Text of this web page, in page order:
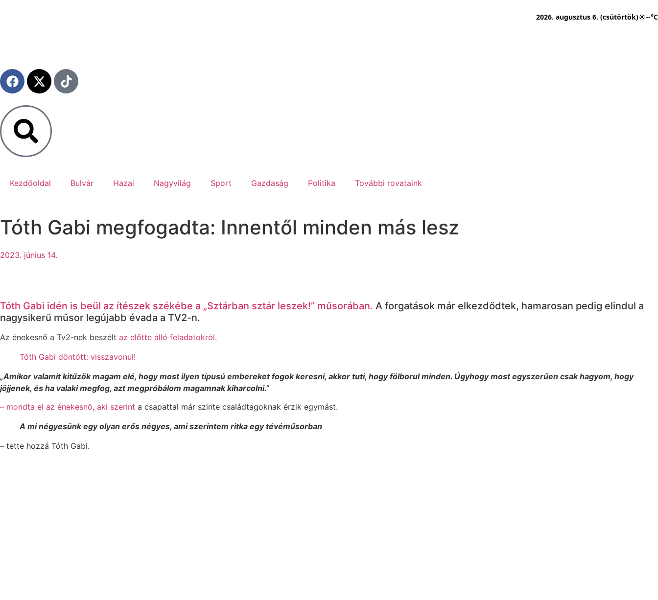
2026. augusztus 6. (csütörtök)☀--°C
Kezdőoldal Bulvár Hazai Nagyvilág Sport Gazdaság Politika További rovataink
Tóth Gabi megfogadta: Innentől minden más lesz
2023. június 14.
Tóth Gabi idén is beül az ítészek székébe a „Sztárban sztár leszek!” műsorában. A forgatások már elkezdődtek, hamarosan pedig elindul a
nagysikerű műsor legújabb évada a TV2-n.
Az énekesnő a Tv2-nek beszélt az előtte álló feladatokról.
Tóth Gabi döntött: visszavonul!
„Amikor valamit kitűzök magam elé, hogy most ilyen típusú embereket fogok keresni, akkor tuti, hogy fölborul minden. Úgyhogy most egyszerűen csak hagyom, hogy
jöjjenek, és ha valaki megfog, azt megpróbálom magamnak kiharcolni.”
– mondta el az énekesnő, aki szerint a csapattal már szinte családtagoknak érzik egymást.
A mi négyesünk egy olyan erős négyes, ami szerintem ritka egy tévéműsorban
– tette hozzá Tóth Gabi.